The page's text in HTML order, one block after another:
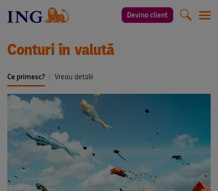
Devino client
Conturi în valută
Ce primesc? Vreau detalii